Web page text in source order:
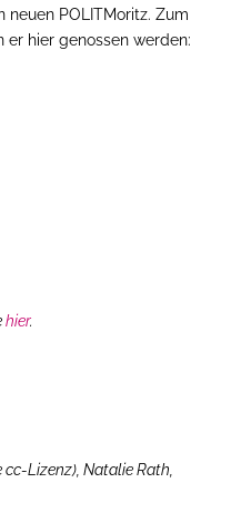
neuen POLITMoritz. Zum
er hier genossen werden:
hier.
Lizenz), Natalie Rath,